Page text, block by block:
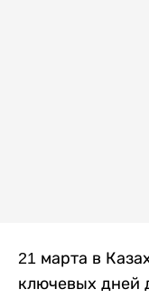
21 марта в
ключевых дней